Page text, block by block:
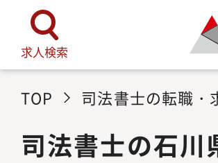
求人検索
TOP 司法書士の転職・
司法書士の石